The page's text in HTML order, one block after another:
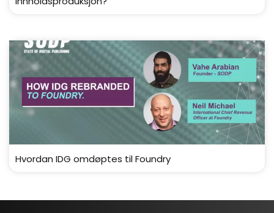
Hvordan IDG omdøptes til Foundry